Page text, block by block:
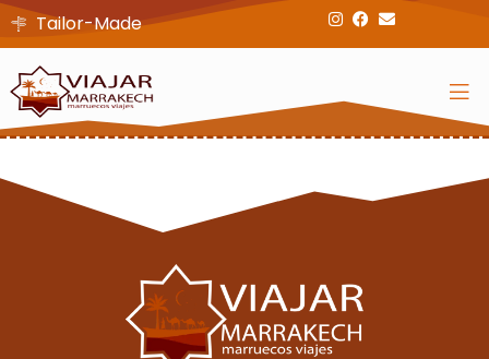
Tailor-Made